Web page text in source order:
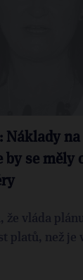
Náklady
by se měly
že vláda
platů, než je